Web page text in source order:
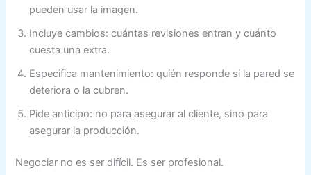
pueden usar la imagen.
Incluye cambios: cuántas revisiones entran y cuánto
cuesta una extra.
Especifica mantenimiento: quién responde si la pared se
deteriora o la cubren.
Pide anticipo: no para asegurar al cliente, sino para
asegurar la producción.
Negociar no es ser difícil. Es ser profesional.